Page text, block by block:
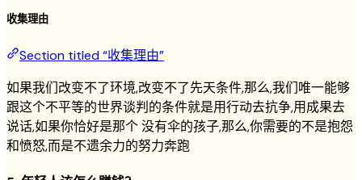
收集理由
Section titled “收集理由”
如果我们改变不了环境,改变不了先天条件,那么,我们唯一能够
跟这个不平等的世界谈判的条件就是用行动去抗争,用成果去
说话,如果你恰好是那个 没有伞的孩子,那么,你需要的不是抱怨
和愤怒,而是不遗余力的努力奔跑